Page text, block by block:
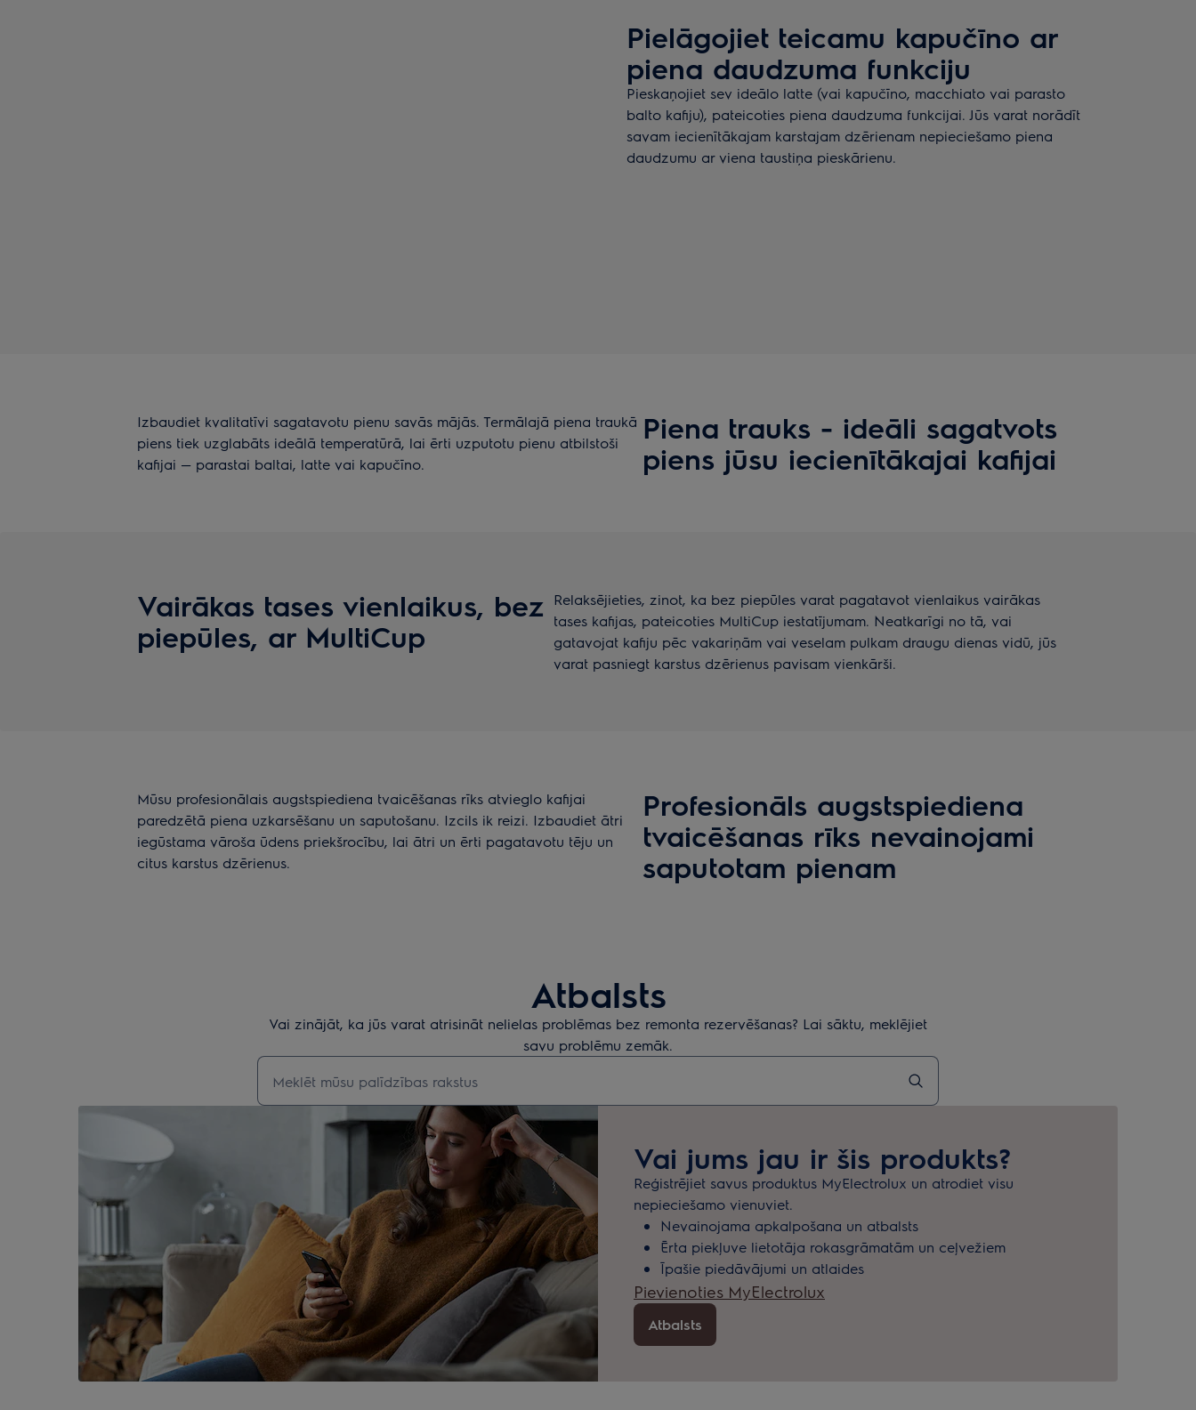
Pielāgojiet teicamu kapučīno ar
piena daudzuma funkciju
Pieskaņojiet sev ideālo latte (vai kapučīno, macchiato vai parasto
balto kafiju), pateicoties piena daudzuma funkcijai. Jūs varat norādīt
savam iecienītākajam karstajam dzērienam nepieciešamo piena
daudzumu ar viena taustiņa pieskārienu.
Piena trauks - ideāli sagatvots
piens jūsu iecienītākajai kafijai
Izbaudiet kvalitatīvi sagatavotu pienu savās mājās. Termālajā piena traukā
piens tiek uzglabāts ideālā temperatūrā, lai ērti uzputotu pienu atbilstoši
kafijai — parastai baltai, latte vai kapučīno.
Vairākas tases vienlaikus, bez
piepūles, ar MultiCup
Relaksējieties, zinot, ka bez piepūles varat pagatavot vienlaikus vairākas
tases kafijas, pateicoties MultiCup iestatījumam. Neatkarīgi no tā, vai
gatavojat kafiju pēc vakariņām vai veselam pulkam draugu dienas vidū, jūs
varat pasniegt karstus dzērienus pavisam vienkārši.
Profesionāls augstspiediena
tvaicēšanas rīks nevainojami
saputotam pienam
Mūsu profesionālais augstspiediena tvaicēšanas rīks atvieglo kafijai
paredzētā piena uzkarsēšanu un saputošanu. Izcils ik reizi. Izbaudiet ātri
iegūstama vāroša ūdens priekšrocību, lai ātri un ērti pagatavotu tēju un
citus karstus dzērienus.
Atbalsts
Vai zinājāt, ka jūs varat atrisināt nelielas problēmas bez remonta rezervēšanas? Lai sāktu, meklējiet
savu problēmu zemāk.
Rakstiet, lai meklētu rakstus par atbalstu
Vai jums jau ir šis produkts?
Reģistrējiet savus produktus MyElectrolux un atrodiet visu
nepieciešamo vienuviet.
Nevainojama apkalpošana un atbalsts
Ērta piekļuve lietotāja rokasgrāmatām un ceļvežiem
Īpašie piedāvājumi un atlaides
Pievienoties MyElectrolux
Atbalsts